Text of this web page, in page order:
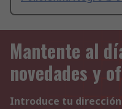
Mantente al
novedades y
Introduce tu